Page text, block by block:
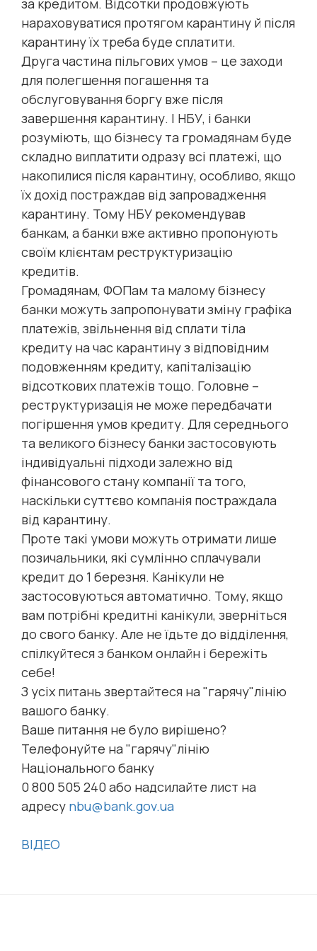
нараховуватися протягом карантину й після
карантину їх треба буде сплатити.
Друга частина пільгових умов – це заходи
для полегшення погашення та
обслуговування боргу вже після
завершення карантину. І НБУ, і банки
розуміють, що бізнесу та громадянам буде
складно виплатити одразу всі платежі, що
накопилися після карантину, особливо, якщо
їх дохід постраждав від запровадження
карантину. Тому НБУ рекомендував
банкам, а банки вже активно пропонують
своїм клієнтам реструктуризацію
кредитів.
Громадянам, ФОПам та малому бізнесу
банки можуть запропонувати зміну графіка
платежів, звільнення від сплати тіла
кредиту на час карантину з відповідним
подовженням кредиту, капіталізацію
відсоткових платежів тощо. Головне –
реструктуризація не може передбачати
погіршення умов кредиту. Для середнього
та великого бізнесу банки застосовують
індивідуальні підходи залежно від
фінансового стану компанії та того,
наскільки суттєво компанія постраждала
від карантину.
Проте такі умови можуть отримати лише
позичальники, які сумлінно сплачували
кредит до 1 березня. Канікули не
застосовуються автоматично. Тому, якщо
вам потрібні кредитні канікули, зверніться
до свого банку. Але не їдьте до відділення,
спілкуйтеся з банком онлайн і бережіть
себе!
З усіх питань звертайтеся на "гарячу"лінію
вашого банку.
Ваше питання не було вирішено?
Телефонуйте на "гарячу"лінію
Національного банку
0 800 505 240 або надсилайте лист на
адресу nbu@bank.gov.ua
ВІДЕО